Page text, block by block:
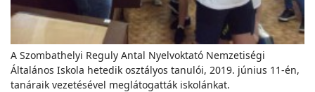
A Szombathelyi Reguly Antal Nyelvoktató Nemzetiségi
Általános Iskola hetedik osztályos tanulói, 2019. június 11-én,
tanáraik vezetésével meglátogatták iskolánkat.